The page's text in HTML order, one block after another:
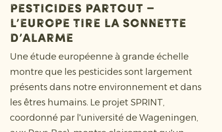
Pesticides partout –
l’Europe tire la sonnette
d’alarme
Une étude européenne à grande échelle
montre que les pesticides sont largement
présents dans notre environnement et dans
les êtres humains. Le projet SPRINT,
coordonné par l'université de Wageningen,